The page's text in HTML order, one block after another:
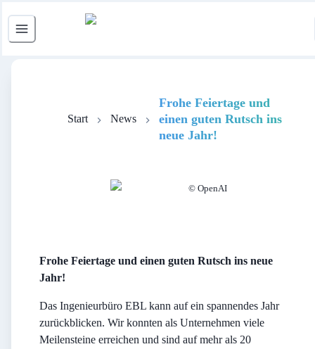
Start News
Frohe Feiertage und
einen guten Rutsch ins
neue Jahr!
© OpenAI
Frohe Feiertage und einen guten Rutsch ins neue
Jahr!
Das Ingenieurbüro EBL kann auf ein spannendes Jahr
zurückblicken. Wir konnten als Unternehmen viele
Meilensteine erreichen und sind auf mehr als 20